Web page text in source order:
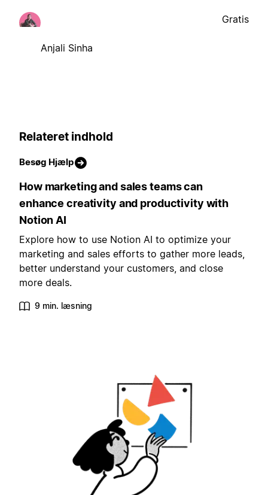
Anjali Sinha
Gratis
Relateret indhold
Besøg Hjælp
How marketing and sales teams can
enhance creativity and productivity with
Notion AI
Explore how to use Notion AI to optimize your
marketing and sales efforts to gather more leads,
better understand your customers, and close
more deals.
9 min. læsning